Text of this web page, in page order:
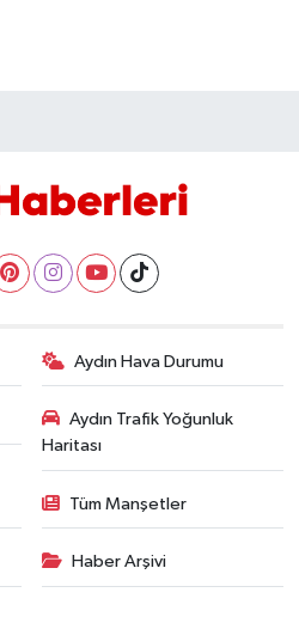
Aydın Hava Durumu
Aydın Trafik Yoğunluk
Haritası
Tüm Manşetler
Haber Arşivi